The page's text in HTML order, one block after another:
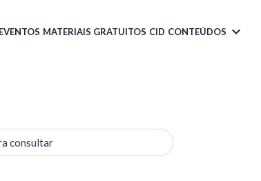
EVENTOS MATERIAIS GRATUITOS CID CONTEÚDOS
consultar